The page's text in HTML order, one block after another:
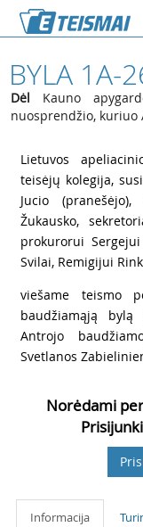
BYLA 1A-
Dėl Kauno
nuosprendžio, kuriuo
Lietuvos
teisėjų kolegija,
Jucio
Žukausko,
prokurorui
Svilai, Remigijui
viešame teismo
baudžiamąją bylą
Antrojo
Svetlanos
Norėdami
Informacija